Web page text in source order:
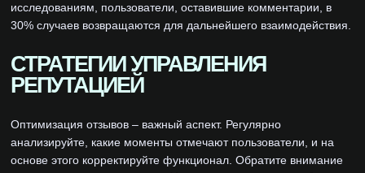
исследованиям, пользователи, оставившие комментарии, в
30% случаев возвращаются для дальнейшего взаимодействия.
СТРАТЕГИИ УПРАВЛЕНИЯ
РЕПУТАЦИЕЙ
Оптимизация отзывов – важный аспект. Регулярно
анализируйте, какие моменты отмечают пользователи, и на
основе этого корректируйте функционал. Обратите внимание